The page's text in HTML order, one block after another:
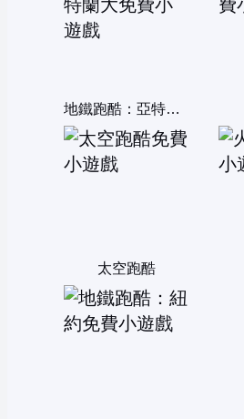
地鐵跑酷：亞特蘭大
太空跑酷